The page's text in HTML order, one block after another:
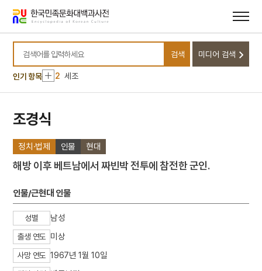
바로가기
바로가기
검색어를 입력하세요
검색 미디어 검색
인기 항목
10 민족종교
1 금성대군
2 세조
3 이이
연평해전
7 고향
9 만파식적 설화
10
1
금성대군
2 세조
3
이이
조경식
정치·법제 인물 현대
해방 이후 베트남에서 짜빈박 전투에 참전한 군인.
인물/근현대 인물
성별 남성
출생 연도 미상
사망 연도 1967년 1월 10일